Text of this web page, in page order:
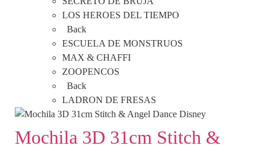
LOS HEROES DEL TIEMPO
Back
ESCUELA DE MONSTRUOS
MAX & CHAFFI
ZOOPENCOS
Back
LADRON DE FRESAS
Mochila 3D 31cm Stitch &